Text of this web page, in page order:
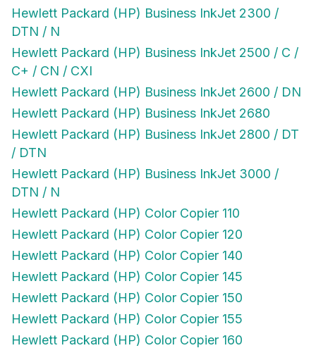
Hewlett Packard (HP) Business InkJet 2300 /
DTN / N
Hewlett Packard (HP) Business InkJet 2500 / C /
C+ / CN / CXI
Hewlett Packard (HP) Business InkJet 2600 / DN
Hewlett Packard (HP) Business InkJet 2680
Hewlett Packard (HP) Business InkJet 2800 / DT
/ DTN
Hewlett Packard (HP) Business InkJet 3000 /
DTN / N
Hewlett Packard (HP) Color Copier 110
Hewlett Packard (HP) Color Copier 120
Hewlett Packard (HP) Color Copier 140
Hewlett Packard (HP) Color Copier 145
Hewlett Packard (HP) Color Copier 150
Hewlett Packard (HP) Color Copier 155
Hewlett Packard (HP) Color Copier 160